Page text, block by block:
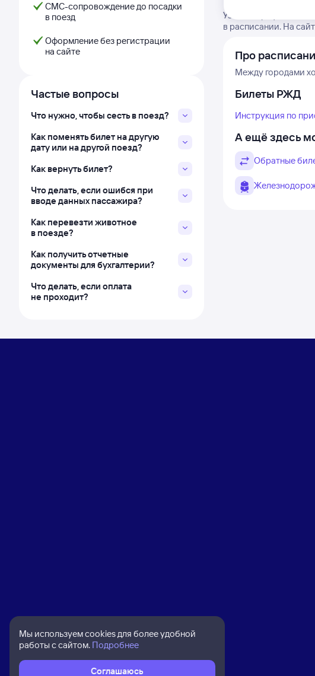
СМС-сопровождение до посадки
в поезд
Оформление без регистрации
на сайте
Частые вопросы
Что нужно, чтобы сесть в поезд?
Как поменять билет на другую
дату или на другой поезд?
Как вернуть билет?
Что делать, если ошибся при
вводе данных пассажира?
Как перевезти животное
в поезде?
Как получить отчетные
документы для бухгалтерии?
Что делать, если оплата
не проходит?
Узнайте график
в расписании. На
Про
Между городами
Билеты РЖД
Инструкция по
А ещё здесь
Обратные
Мы используем cookies для более удобной
работы с сайтом. Подробнее
Соглашаюсь